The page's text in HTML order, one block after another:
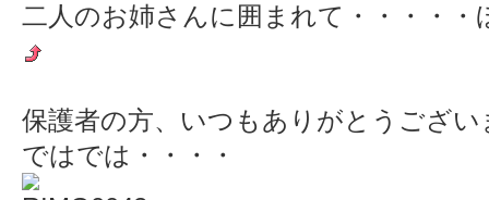
二人のお姉さんに囲まれて・・・・
保護者の方、いつもありがとうござい
ではでは・・・・